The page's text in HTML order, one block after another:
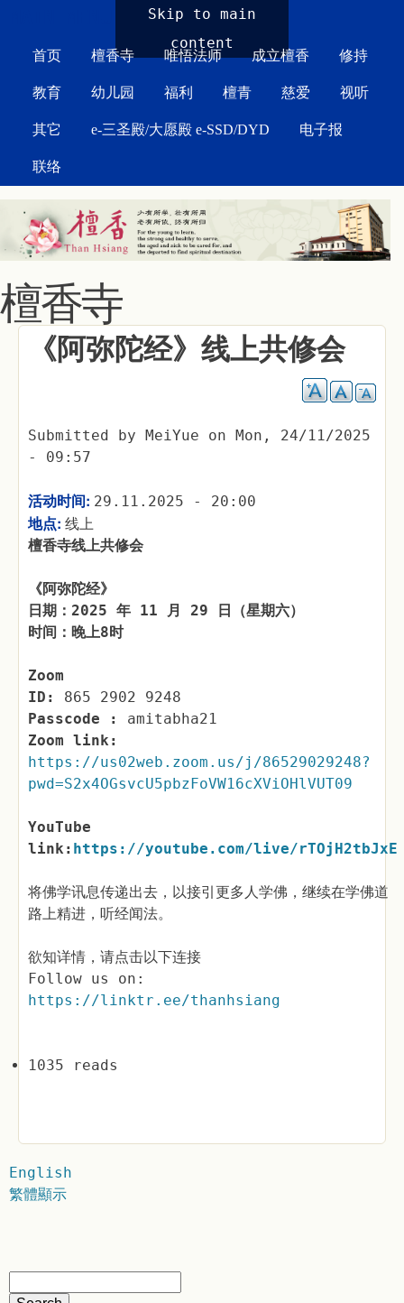
Skip to main
content
首页 檀香寺 唯悟法师 成立檀香 修持
教育 幼儿园 福利 檀青 慈爱 视听
其它 e-三圣殿/大愿殿 e-SSD/DYD 电子报
联络
檀香寺
《阿弥陀经》线上共修会
Submitted by MeiYue on Mon, 24/11/2025
- 09:57
活动时间: 29.11.2025 - 20:00
地点: 线上
檀香寺线上共修会
《阿弥陀经》
日期：2025 年 11 月 29 日（星期六）
时间：晚上8时
Zoom
ID:
865 2902 9248
Passcode : amitabha21
Zoom link:
https://us02web.zoom.us/j/86529029248?
pwd=S2x4OGsvcU5pbzFoVW16cXViOHlVUT09
YouTube
link: https://youtube.com/live/rTOjH2tbJxE
将佛学讯息传递出去，以接引更多人学佛，继续在学佛道
路上精进，听经闻法。
欲知详情，请点击以下连接
Follow us on:
https://linktr.ee/thanhsiang
1035 reads
English
繁體顯示